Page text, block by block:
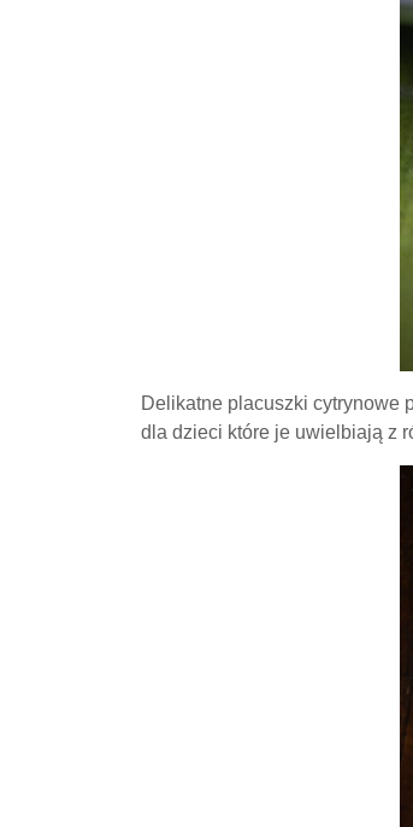
Delikatne placuszki cytrynowe
dla dzieci które je uwielbiają z